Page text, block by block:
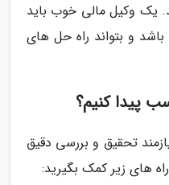
یک وکیل مالی خوب باید
و بتواند راه حل های
پیدا کنیم؟
تحقیق و بررسی دقیق
های زیر کمک بگیرید: